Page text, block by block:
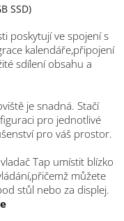
SSD)
poskytují ve spojení s
kalendáře,připojení
sdílení obsahu a
je snadná. Stačí
pro jednotlivé
pro váš prostor.
Tap umístit blízko
můžete
stůl nebo za displej.